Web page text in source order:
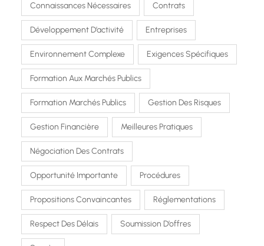
Connaissances Nécessaires Contrats
Développement D’activité Entreprises
Environnement Complexe Exigences Spécifiques
Formation Aux Marchés Publics
Formation Marchés Publics Gestion Des Risques
Gestion Financière Meilleures Pratiques
Négociation Des Contrats
Opportunité Importante Procédures
Propositions Convaincantes Réglementations
Respect Des Délais Soumission D’offres